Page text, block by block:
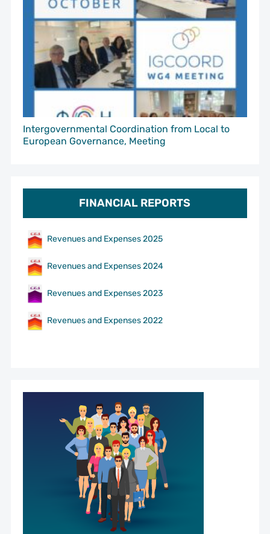
Intergovernmental Coordination from Local to
European Governance, Meeting
FINANCIAL REPORTS
Revenues and Expenses 2025
Revenues and Expenses 2024
Revenues and Expenses 2023
Revenues and Expenses 2022